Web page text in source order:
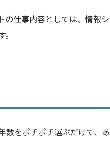
の仕事内容としては、情報
数をポチポチ選ぶだけで、